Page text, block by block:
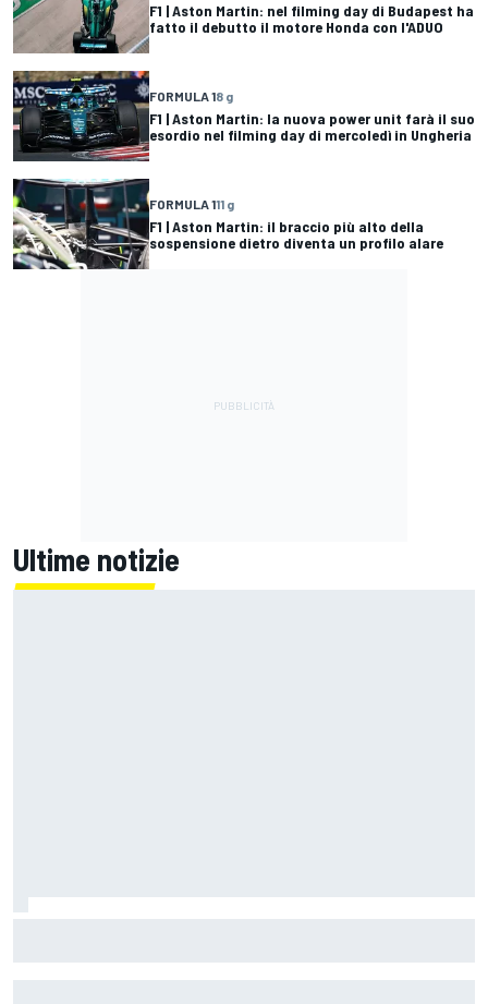
F1 | Aston Martin: nel filming day di Budapest ha
fatto il debutto il motore Honda con l'ADUO
FORMULA 18 g
F1 | Aston Martin: la nuova power unit farà il suo
esordio nel filming day di mercoledì in Ungheria
FORMULA 111 g
F1 | Aston Martin: il braccio più alto della
sospensione dietro diventa un profilo alare
Ultime notizie